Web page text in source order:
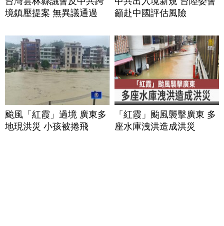
境鎮壓提案 無異議通過
籲赴中國評估風險
颱風「紅霞」過境 廣東多
地現洪災 小孩被捲飛
「紅霞」颱風襲擊廣東 多
座水庫洩洪造成洪災